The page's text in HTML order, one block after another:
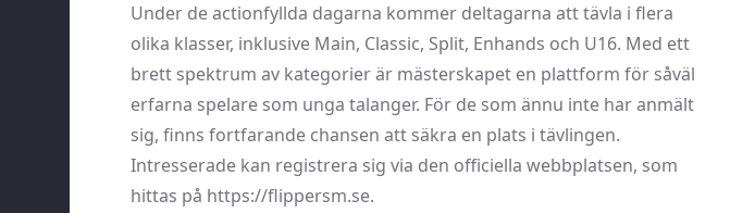
Under de actionfyllda dagarna kommer deltagarna att tävla i flera
olika klasser, inklusive Main, Classic, Split, Enhands och U16. Med ett
brett spektrum av kategorier är mästerskapet en plattform för såväl
erfarna spelare som unga talanger. För de som ännu inte har anmält
sig, finns fortfarande chansen att säkra en plats i tävlingen.
Intresserade kan registrera sig via den officiella webbplatsen, som
hittas på https://flippersm.se.